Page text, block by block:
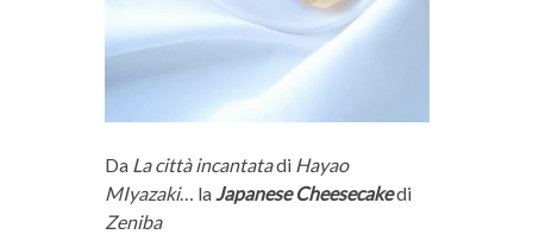
Da La città incantatadi Hayao
MIyazaki… la Japanese Cheesecakedi
Zeniba